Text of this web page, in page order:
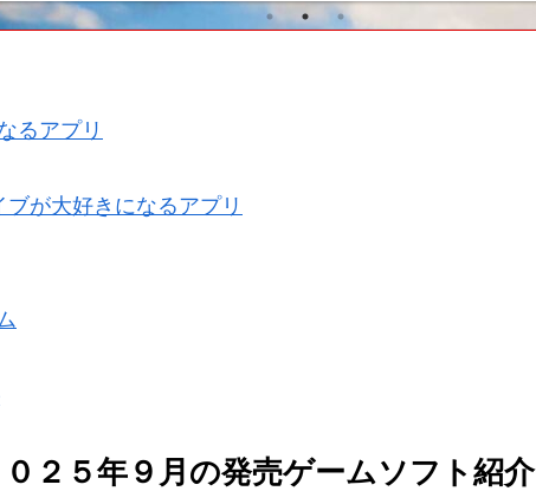
不評でやばい…【ソシ
ャゲ・アプリゲーム】
日テレ、AT-Xにて放送
中！
るアプリ
が大好きになるアプリ
２５年９月の発売ゲームソフト紹介